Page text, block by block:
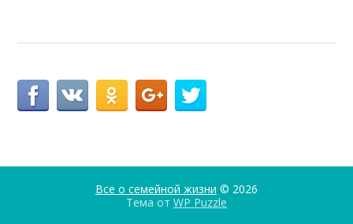
Все о семейной жизни © 2026
Тема от WP Puzzle